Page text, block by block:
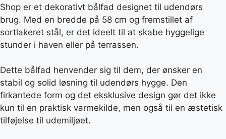
Shop er et dekorativt bålfad designet til udendørs
brug. Med en bredde på 58 cm og fremstillet af
sortlakeret stål, er det ideelt til at skabe hyggelige
stunder i haven eller på terrassen.
Dette bålfad henvender sig til dem, der ønsker en
stabil og solid løsning til udendørs hygge. Den
firkantede form og det eksklusive design gør det ikke
kun til en praktisk varmekilde, men også til en æstetisk
tilføjelse til udemiljøet.